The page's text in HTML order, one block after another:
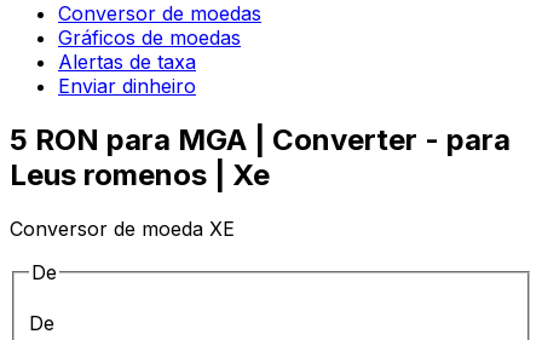
Conversor de moedas
Gráficos de moedas
Alertas de taxa
Enviar dinheiro
5 RON para MGA | Converter - para
Leus romenos | Xe
Conversor de moeda XE
De
De